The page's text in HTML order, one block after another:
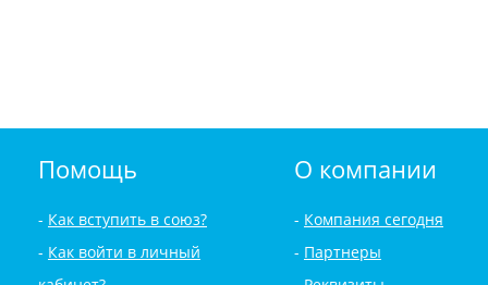
Помощь
Как вступить в союз?
Как войти в личный
О компании
Компания сегодня
Партнеры